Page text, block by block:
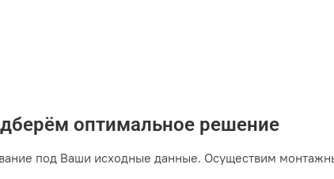
оптимальное решение
под Ваши исходные данные. Осуществим